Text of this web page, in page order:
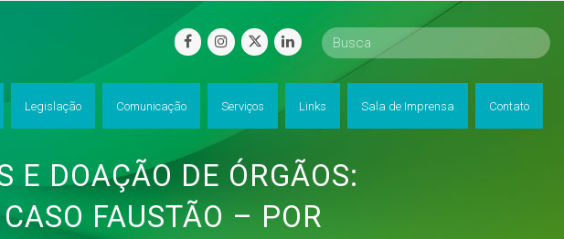
facebookinstagram
twitterlinkedin
Legislação Comunicação Serviços Links Sala de Imprensa Contato
E DOAÇÃO DE ÓRGÃOS:
FAUSTÃO – POR